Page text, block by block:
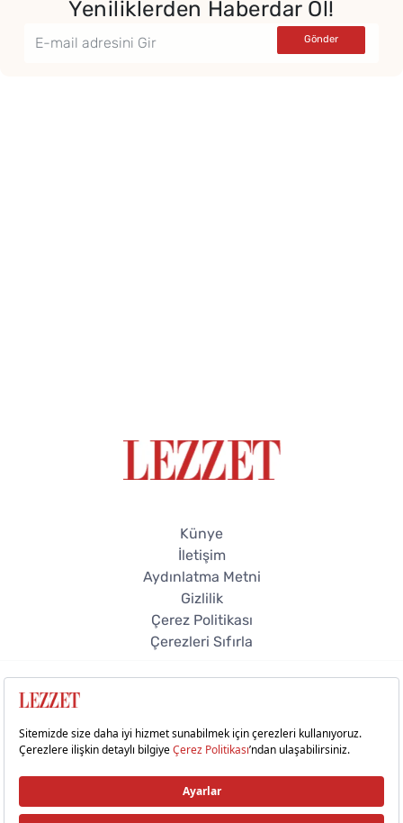
Yeniliklerden Haberdar Ol!
Künye
İletişim
Aydınlatma Metni
Gizlilik
Çerez Politikası
Çerezleri Sıfırla
© 2026 Lezzet Online. Tüm hakları saklıdır.